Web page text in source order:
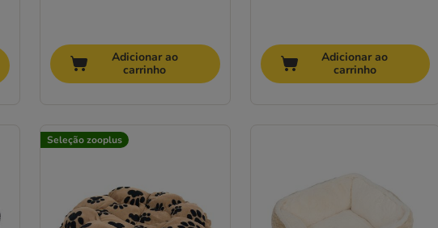
Adicionar ao
carrinho
Adicionar ao
carrinho
Seleção zooplus